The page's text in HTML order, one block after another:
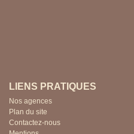
LIENS PRATIQUES
Nos agences
Plan du site
Contactez-nous